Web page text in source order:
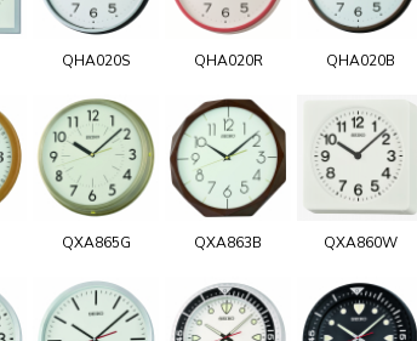
QHA020S QHA020R QHA020B
QXA865G QXA863B QXA860W